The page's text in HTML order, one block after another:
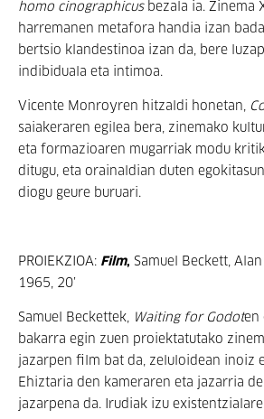
homo cinographicusbezala ia. Zinema
harremanen metafora handia izan
bertsio klandestinoa izan da, bere
indibiduala eta intimoa.
Vicente Monroyren hitzaldi honetan,
saiakeraren egilea bera, zinemako
eta formazioaren mugarriak modu
ditugu, eta orainaldian duten
diogu geure buruari.
PROIEKZIOA: Film, Samuel Beckett,
1965, 20’
Samuel Beckettek, Waiting for Godoten
bakarra egin zuen proiektatutako
jazarpen film bat da, zeluloidean inoiz
Ehiztaria den kameraren eta jazarria
jazarpena da. Irudiak izu